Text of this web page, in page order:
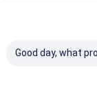
Good day, what